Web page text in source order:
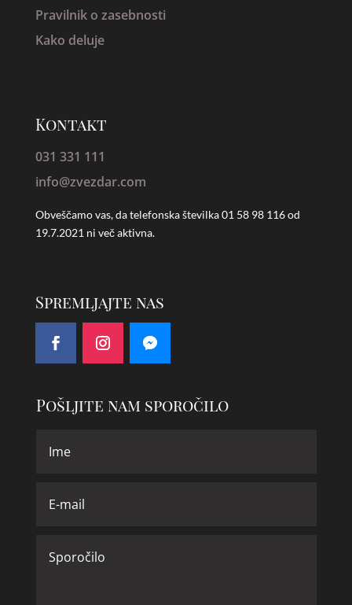
Pravilnik o zasebnosti
Kako deluje
Kontakt
031 331 111
info@zvezdar.com
Obveščamo vas, da telefonska številka01 58 98 116 od
19.7.2021 ni več aktivna.
Spremljajte nas
Pošljite nam sporočilo